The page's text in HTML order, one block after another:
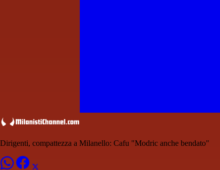
Dirigenti, compattezza a Milanello: Cafu "Modric anche bendato"